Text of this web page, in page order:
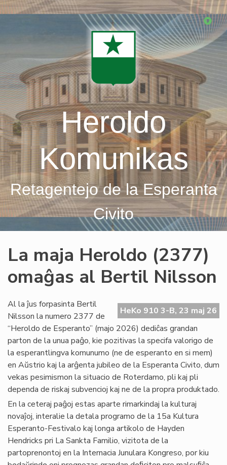
Skip
Heroldo
Komunikas
Retagentejo de la Esperanta
Civito
La maja Heroldo (2377)
omaĝas al Bertil Nilsson
HeKo 910 3-B, 23 maj 26
Al la ĵus forpasinta Bertil
Nilsson la numero 2377 de
“Heroldo de Esperanto” (majo 2026) dediĉas grandan
parton de la unua paĝo, kie pozitivas la specifa valorigo de
la esperantlingva komunumo (ne de esperanto en si mem)
en Aŭstrio kaj la arĝenta jubileo de la Esperanta Civito, dum
vekas pesimismon la situacio de Roterdamo, pli kaj pli
dependa de riskaj subvencioj kaj ne de la propra produktado.
En la ceteraj paĝoj estas aparte rimarkindaj la kulturaj
novaĵoj, interalie la detala programo de la 15a Kultura
Esperanto-Festivalo kaj longa artikolo de Hayden
Hendricks pri La Sankta Familio, vizitota de la
partoprenontoj en la Internacia Junulara Kongreso, por kiu